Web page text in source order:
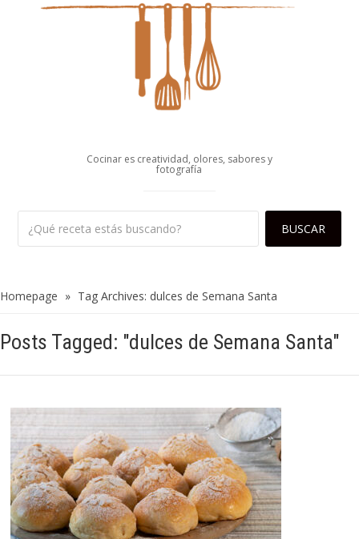
Cocinar es creatividad, olores, sabores y
fotografía
Homepage » Tag Archives: dulces de Semana Santa
Posts Tagged: "dulces de Semana Santa"